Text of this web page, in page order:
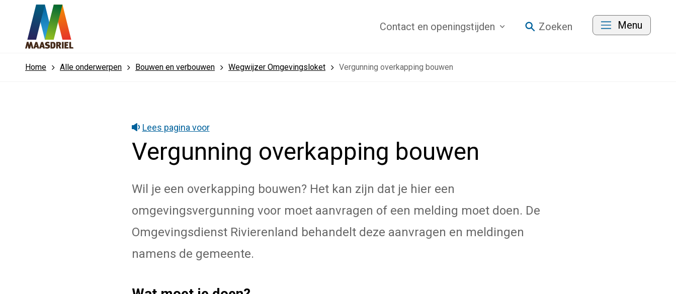
Contact en openingstijden Zoeken Menu
Home Alle onderwerpen Bouwen en verbouwen Wegwijzer Omgevingsloket Vergunning overkapping bouwen
Lees pagina voor
Vergunning overkapping bouwen
Wil je een overkapping bouwen? Het kan zijn dat je hier een
omgevingsvergunning voor moet aanvragen of een melding moet doen. De
Omgevingsdienst Rivierenland behandelt deze aanvragen en meldingen
namens de gemeente.